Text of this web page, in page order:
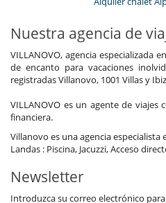
Nuestra agencia de
VILLANOVO, agencia especializada
de encanto para vacaciones
registradas Villanovo, 1001 Villas y
VILLANOVO es un agente de viajes
financiera.
Villanovo es una agencia especialista
Landas : Piscina, Jacuzzi, Acceso
Newsletter
Introduzca su correo electrónico